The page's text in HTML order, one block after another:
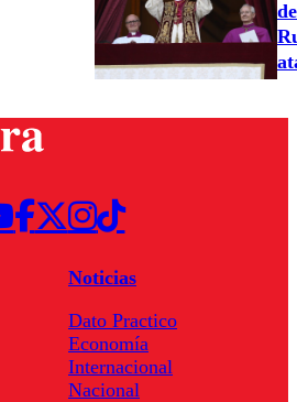
Noticias
Dato Practico
Economía
Internacional
Nacional